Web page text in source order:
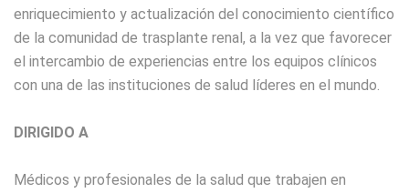
enriquecimiento y actualización del conocimiento científico
de la comunidad de trasplante renal, a la vez que favorecer
el intercambio de experiencias entre los equipos clínicos
con una de las instituciones de salud líderes en el mundo.
DIRIGIDO A
Médicos y profesionales de la salud que trabajen en